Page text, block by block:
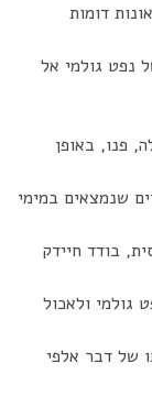
דומות
נפט גולמי אל
פנו, באופן
שנמצאים במימי
בודד חיידק
נפט גולמי ולאכול
של דבר אלפי